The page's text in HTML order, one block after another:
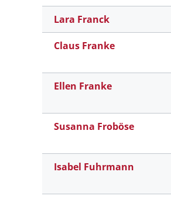
Lara Franck
Claus Franke
Ellen Franke
Susanna Froböse
Isabel Fuhrmann